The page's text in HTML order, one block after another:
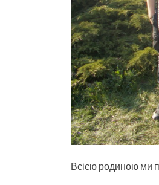
Всією родиною ми